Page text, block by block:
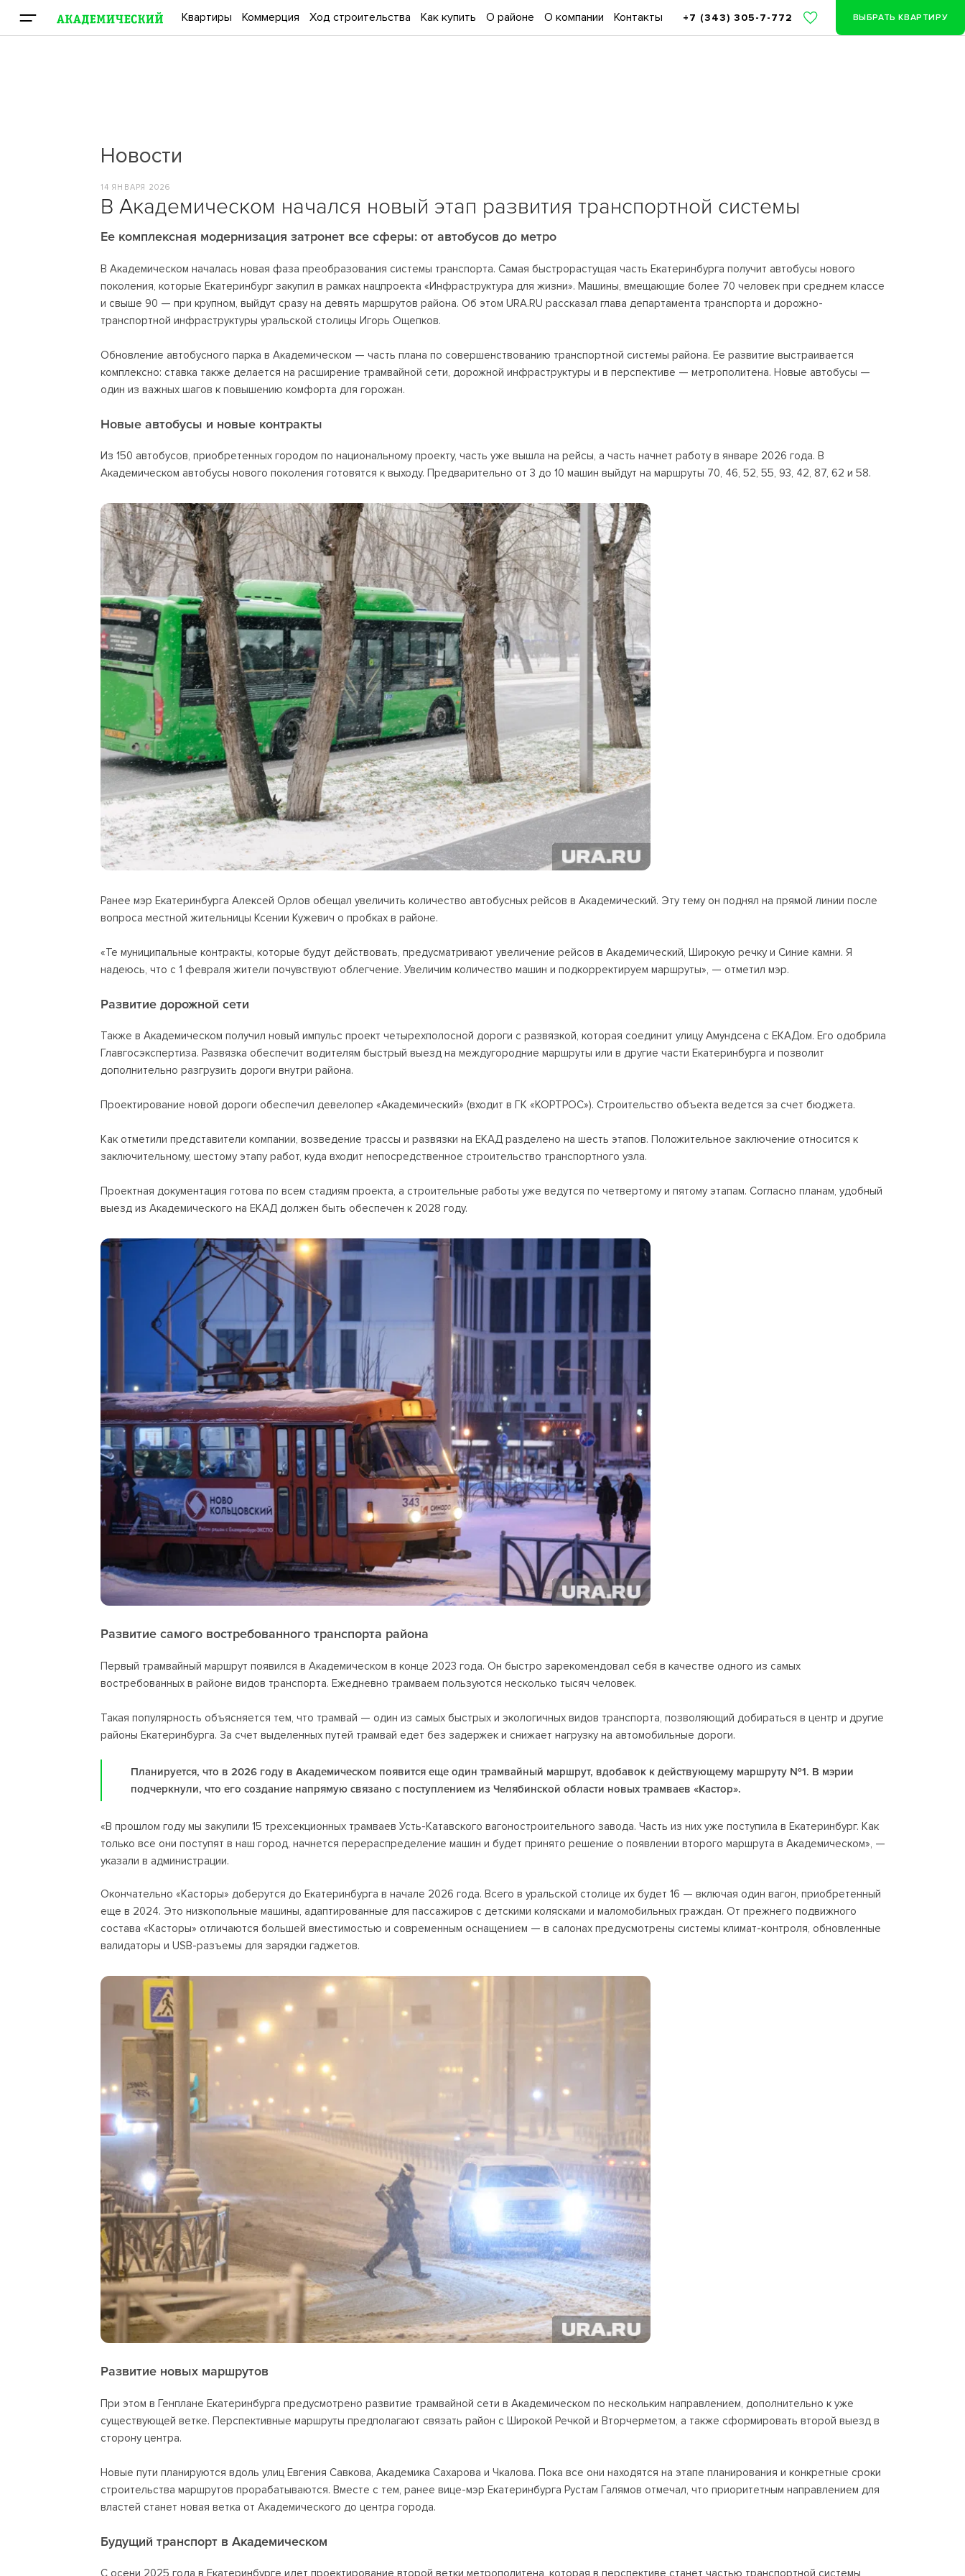
Квартиры Коммерция Ход строительства Как купить О районе О компании Контакты +7 (343) 305-7-772 ВЫБРАТЬ КВАРТИРУ
Новости
14 ЯНВАРЯ 2026
В Академическом начался новый этап развития транспортной системы
Ее комплексная модернизация затронет все сферы: от автобусов до метро
В Академическом началась новая фаза преобразования системы транспорта. Самая быстрорастущая часть Екатеринбурга получит автобусы нового
поколения, которые Екатеринбург закупил в рамках нацпроекта «Инфраструктура для жизни». Машины, вмещающие более 70 человек при среднем классе
и свыше 90 — при крупном, выйдут сразу на девять маршрутов района. Об этом URA.RU рассказал глава департамента транспорта и дорожно-
транспортной инфраструктуры уральской столицы Игорь Ощепков.
Обновление автобусного парка в Академическом — часть плана по совершенствованию транспортной системы района. Ее развитие выстраивается
комплексно: ставка также делается на расширение трамвайной сети, дорожной инфраструктуры и в перспективе — метрополитена. Новые автобусы —
один из важных шагов к повышению комфорта для горожан.
Новые автобусы и новые контракты
Из 150 автобусов, приобретенных городом по национальному проекту, часть уже вышла на рейсы, а часть начнет работу в январе 2026 года. В
Академическом автобусы нового поколения готовятся к выходу. Предварительно от 3 до 10 машин выйдут на маршруты 70, 46, 52, 55, 93, 42, 87, 62 и 58.
Ранее мэр Екатеринбурга Алексей Орлов обещал увеличить количество автобусных рейсов в Академический. Эту тему он поднял на прямой линии после
вопроса местной жительницы Ксении Кужевич о пробках в районе.
«Те муниципальные контракты, которые будут действовать, предусматривают увеличение рейсов в Академический, Широкую речку и Синие камни. Я
надеюсь, что с 1 февраля жители почувствуют облегчение. Увеличим количество машин и подкорректируем маршруты», — отметил мэр.
Развитие дорожной сети
Также в Академическом получил новый импульс проект четырехполосной дороги с развязкой, которая соединит улицу Амундсена с ЕКАДом. Его одобрила
Главгосэкспертиза. Развязка обеспечит водителям быстрый выезд на междугородние маршруты или в другие части Екатеринбурга и позволит
дополнительно разгрузить дороги внутри района.
Проектирование новой дороги обеспечил девелопер «Академический» (входит в ГК «КОРТРОС»). Строительство объекта ведется за счет бюджета.
Как отметили представители компании, возведение трассы и развязки на ЕКАД разделено на шесть этапов. Положительное заключение относится к
заключительному, шестому этапу работ, куда входит непосредственное строительство транспортного узла.
Проектная документация готова по всем стадиям проекта, а строительные работы уже ведутся по четвертому и пятому этапам. Согласно планам, удобный
выезд из Академического на ЕКАД должен быть обеспечен к 2028 году.
Развитие самого востребованного транспорта района
Первый трамвайный маршрут появился в Академическом в конце 2023 года. Он быстро зарекомендовал себя в качестве одного из самых
востребованных в районе видов транспорта. Ежедневно трамваем пользуются несколько тысяч человек.
Такая популярность объясняется тем, что трамвай — один из самых быстрых и экологичных видов транспорта, позволяющий добираться в центр и другие
районы Екатеринбурга. За счет выделенных путей трамвай едет без задержек и снижает нагрузку на автомобильные дороги.
Планируется, что в 2026 году в Академическом появится еще один трамвайный маршрут, вдобавок к действующему маршруту №1. В мэрии
подчеркнули, что его создание напрямую связано с поступлением из Челябинской области новых трамваев «Кастор».
«В прошлом году мы закупили 15 трехсекционных трамваев Усть-Катавского вагоностроительного завода. Часть из них уже поступила в Екатеринбург. Как
только все они поступят в наш город, начнется перераспределение машин и будет принято решение о появлении второго маршрута в Академическом», —
указали в администрации.
Окончательно «Касторы» доберутся до Екатеринбурга в начале 2026 года. Всего в уральской столице их будет 16 — включая один вагон, приобретенный
еще в 2024. Это низкопольные машины, адаптированные для пассажиров с детскими колясками и маломобильных граждан. От прежнего подвижного
состава «Касторы» отличаются большей вместимостью и современным оснащением — в салонах предусмотрены системы климат-контроля, обновленные
валидаторы и USB-разъемы для зарядки гаджетов.
Развитие новых маршрутов
При этом в Генплане Екатеринбурга предусмотрено развитие трамвайной сети в Академическом по нескольким направлением, дополнительно к уже
существующей ветке. Перспективные маршруты предполагают связать район с Широкой Речкой и Вторчерметом, а также сформировать второй выезд в
сторону центра.
Новые пути планируются вдоль улиц Евгения Савкова, Академика Сахарова и Чкалова. Пока все они находятся на этапе планирования и конкретные сроки
строительства маршрутов прорабатываются. Вместе с тем, ранее вице-мэр Екатеринбурга Рустам Галямов отмечал, что приоритетным направлением для
властей станет новая ветка от Академического до центра города.
Будущий транспорт в Академическом
С осени 2025 года в Екатеринбурге идет проектирование второй ветки метрополитена, которая в перспективе станет частью транспортной системы